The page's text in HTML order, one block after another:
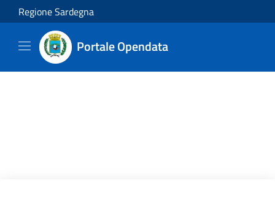
Salta al contenuto principale
Regione Sardegna
Portale Opendata